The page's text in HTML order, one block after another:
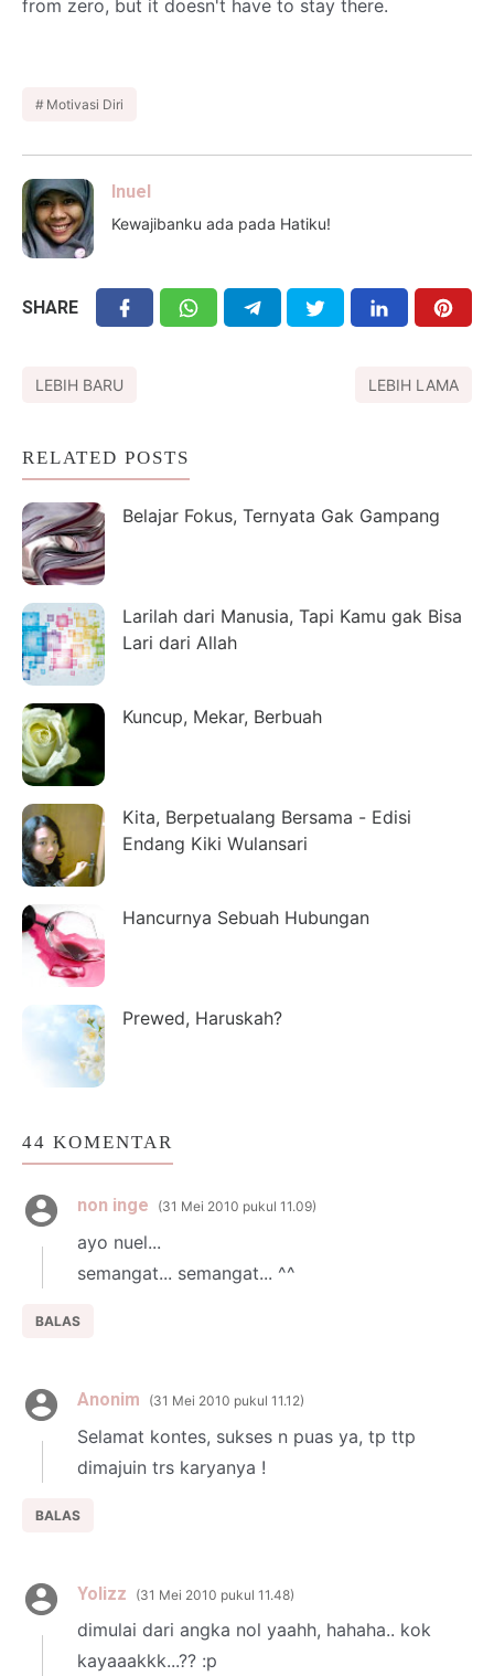
from zero, but it doesn't have to stay there.
Motivasi Diri
Inuel
Kewajibanku ada pada Hatiku!
SHARE
LEBIH BARU LEBIH LAMA
RELATED POSTS
Belajar Fokus, Ternyata Gak Gampang
Larilah dari Manusia, Tapi Kamu gak Bisa
Lari dari Allah
Kuncup, Mekar, Berbuah
Kita, Berpetualang Bersama - Edisi
Endang Kiki Wulansari
Hancurnya Sebuah Hubungan
Prewed, Haruskah?
44 KOMENTAR
non inge 31 Mei 2010 pukul 11.09
ayo nuel...
semangat... semangat... ^^
BALAS
Anonim 31 Mei 2010 pukul 11.12
Selamat kontes, sukses n puas ya, tp ttp
dimajuin trs karyanya !
BALAS
Yolizz 31 Mei 2010 pukul 11.48
dimulai dari angka nol yaahh, hahaha.. kok
kayaaakkk...?? :p